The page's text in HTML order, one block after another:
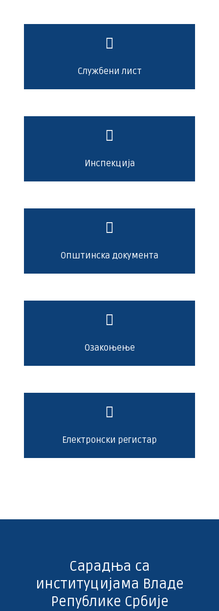
Службени лист
Инспекција
Општинска документа
Озакоњење
Електронски регистар
Сарадња са
институцијама Владе
Републике Србије